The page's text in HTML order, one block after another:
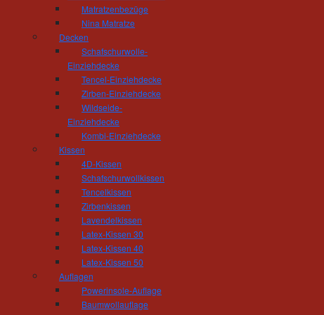
Matratzenbezüge
Nina Matratze
Decken
Schafschurwolle-
Einziehdecke
Tencel-Einziehdecke
Zirben-Einziehdecke
Wildseide-
Einziehdecke
Kombi-Einziehdecke
Kissen
4D-Kissen
Schafschurwollkissen
Tencelkissen
Zirbenkissen
Lavendelkissen
Latex-Kissen 30
Latex-Kissen 40
Latex-Kissen 50
Auflagen
Powerinsole-Auflage
BaumwollauflageAnfahrtsbeschreibung von Chemnitz - über